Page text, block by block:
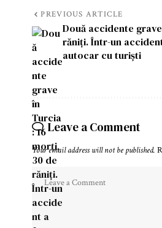
PREVIOUS ARTICLE
Două accidente
răniți. Într-un
autocar cu turiști
Leave a Comment
Your email address will not be published.